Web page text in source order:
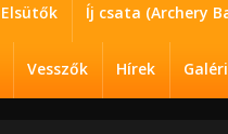
Elsütők Íj csata (Archery
Vesszők Hírek